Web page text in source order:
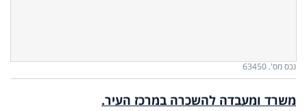
נכס מס'. 63450
משרד ומעבדה להשכרה במרכז העיר.